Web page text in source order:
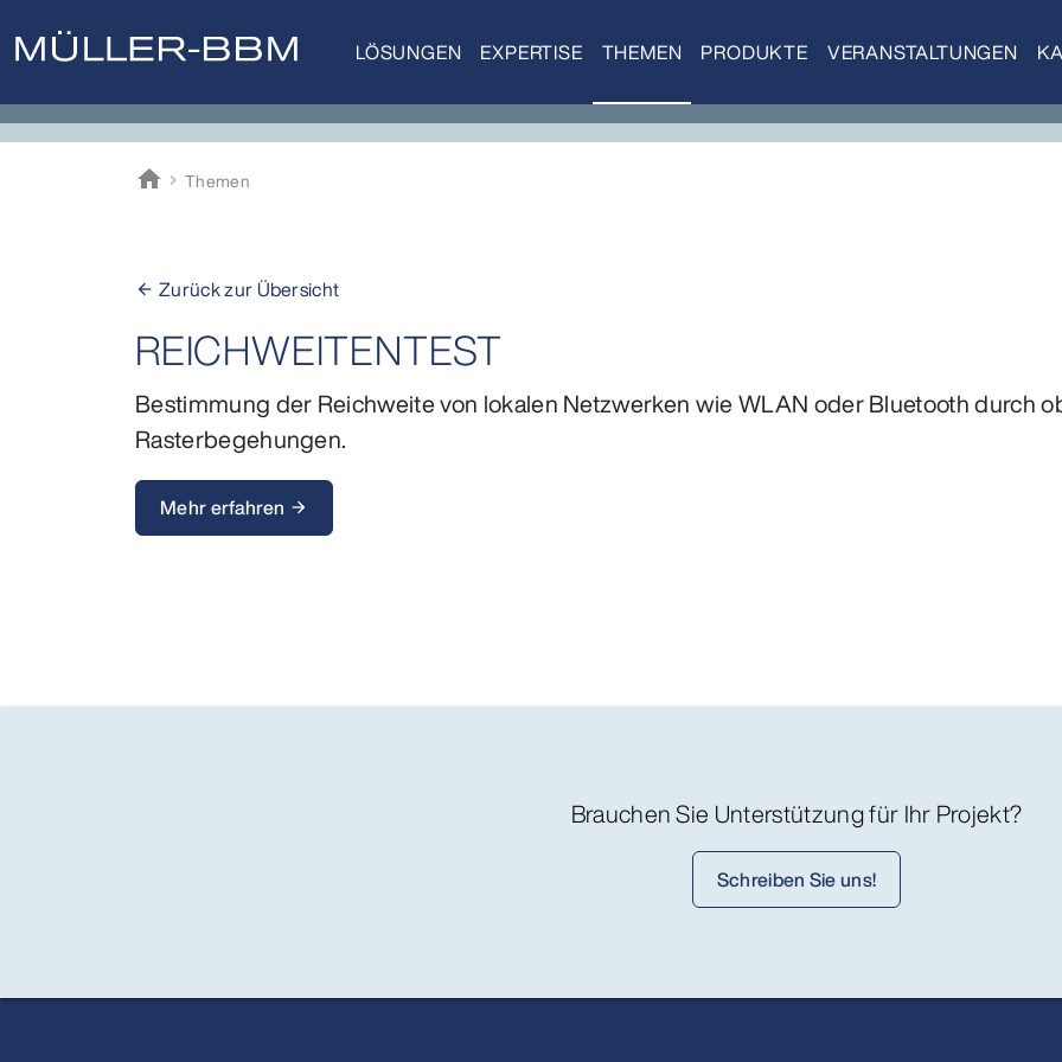
LÖSUNGEN EXPERTISE THEMEN PRODUKTE VERANSTALTUNGEN
home
Müller-BBM
Themen
arrow_back Zurück zur Übersicht
REICHWEITENTEST
Bestimmung der Reichweite von lokalen Netzwerken wie WLAN oder Bluetooth durch
Rasterbegehungen.
Mehr erfahren arrow_forward
Brauchen Sie Unterstützung für Ihr Projekt?
Schreiben Sie uns!